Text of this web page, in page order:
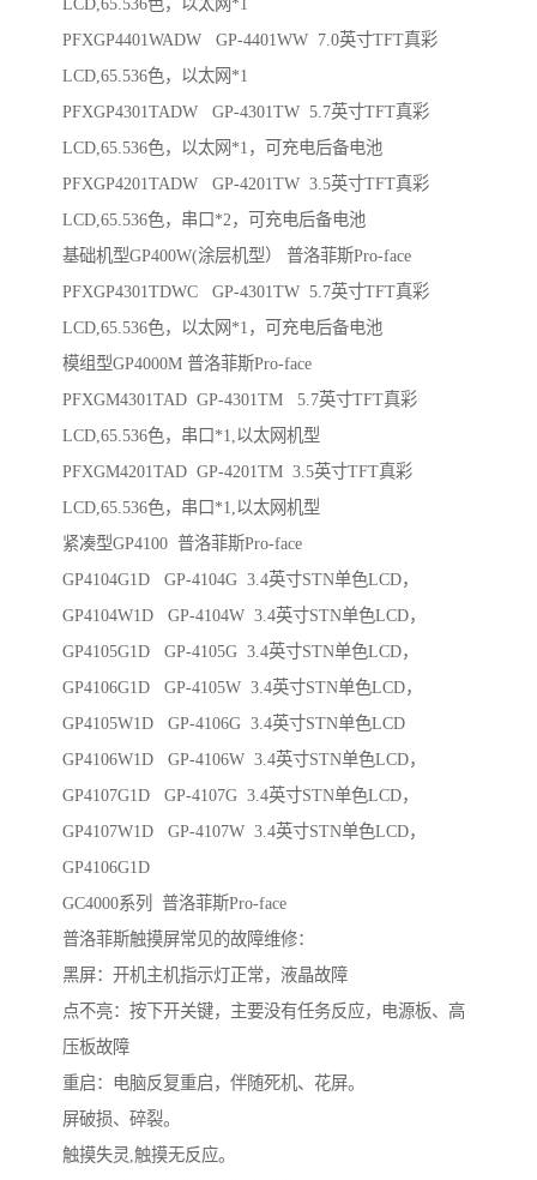
LCD,65.536色，以太网*1
PFXGP4401WADW GP-4401WW 7.0英寸TFT真彩
LCD,65.536色，以太网*1
PFXGP4301TADW GP-4301TW 5.7英寸TFT真彩
LCD,65.536色，以太网*1，可充电后备电池
PFXGP4201TADW GP-4201TW 3.5英寸TFT真彩
LCD,65.536色，串口*2，可充电后备电池
基础机型GP400W(涂层机型） 普洛菲斯Pro-face
PFXGP4301TDWC GP-4301TW 5.7英寸TFT真彩
LCD,65.536色，以太网*1，可充电后备电池
模组型GP4000M 普洛菲斯Pro-face
PFXGM4301TAD GP-4301TM 5.7英寸TFT真彩
LCD,65.536色，串口*1,以太网机型
PFXGM4201TAD GP-4201TM 3.5英寸TFT真彩
LCD,65.536色，串口*1,以太网机型
紧凑型GP4100 普洛菲斯Pro-face
GP4104G1D GP-4104G 3.4英寸STN单色LCD，
GP4104W1D GP-4104W 3.4英寸STN单色LCD，
GP4105G1D GP-4105G 3.4英寸STN单色LCD，
GP4106G1D GP-4105W 3.4英寸STN单色LCD，
GP4105W1D GP-4106G 3.4英寸STN单色LCD
GP4106W1D GP-4106W 3.4英寸STN单色LCD，
GP4107G1D GP-4107G 3.4英寸STN单色LCD，
GP4107W1D GP-4107W 3.4英寸STN单色LCD，
GP4106G1D
GC4000系列 普洛菲斯Pro-face
普洛菲斯触摸屏常见的故障维修：
黑屏：开机主机指示灯正常，液晶故障
点不亮：按下开关键，主要没有任务反应，电源板、高
压板故障
重启：电脑反复重启，伴随死机、花屏。
屏破损、碎裂。
触摸失灵,触摸无反应。